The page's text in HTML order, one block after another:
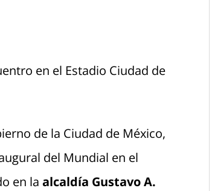
en el Estadio Ciudad de
de la Ciudad de México,
del Mundial en el
en la alcaldía Gustavo A.